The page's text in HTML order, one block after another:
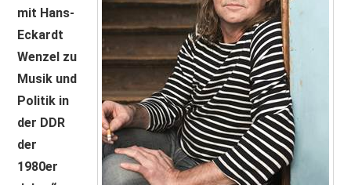
PRINT & CDS
IMPRESSUM
mit Hans-
Eckardt
Wenzel zu
Musik und
Politik in
der DDR
der
1980er